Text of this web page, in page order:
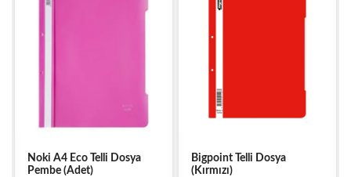
Noki A4 Eco Telli Dosya
Pembe (Adet)
Bigpoint Telli Dosya
(Kırmızı)